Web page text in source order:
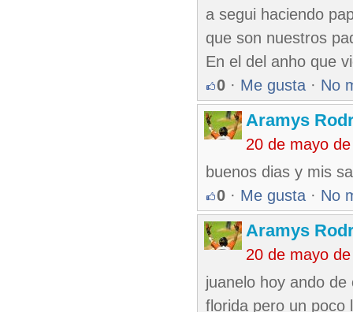
a segui haciendo
que son nuestros
En el del anho que
0 · Me gusta · No
Aramys
20 de mayo
buenos dias y mis
0 · Me gusta · No
Aramys
20 de mayo
juanelo hoy ando
florida pero un poco